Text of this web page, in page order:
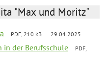
"Max und Moritz"
PDF, 210 kB 29.04.2025
in der Berufsschule
PDF,